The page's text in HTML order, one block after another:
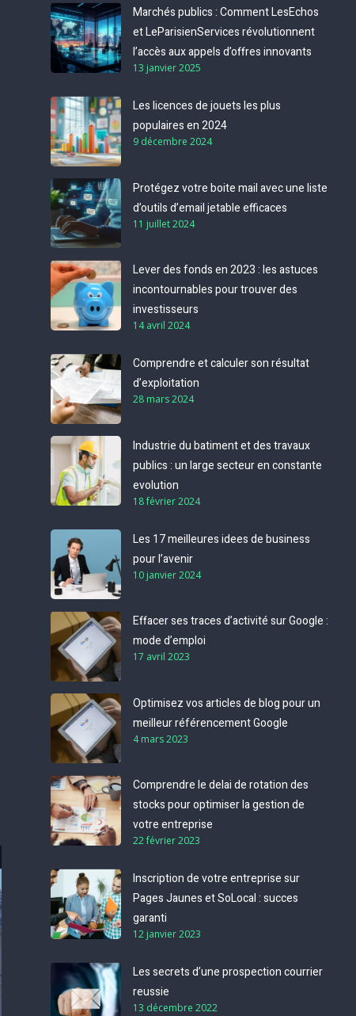
Marchés publics : Comment LesEchos
et LeParisienServices révolutionnent
l’accès aux appels d’offres innovants
13 janvier 2025
Les licences de jouets les plus
populaires en 2024
9 décembre 2024
Protégez votre boite mail avec une liste
d’outils d’email jetable efficaces
11 juillet 2024
Lever des fonds en 2023 : les astuces
incontournables pour trouver des
investisseurs
14 avril 2024
Comprendre et calculer son résultat
d’exploitation
28 mars 2024
Industrie du batiment et des travaux
publics : un large secteur en constante
evolution
18 février 2024
Les 17 meilleures idees de business
pour l’avenir
10 janvier 2024
Effacer ses traces d’activité sur Google :
mode d’emploi
17 avril 2023
Optimisez vos articles de blog pour un
meilleur référencement Google
4 mars 2023
Comprendre le delai de rotation des
stocks pour optimiser la gestion de
votre entreprise
22 février 2023
Inscription de votre entreprise sur
Pages Jaunes et SoLocal : succes
garanti
12 janvier 2023
Les secrets d’une prospection courrier
reussie
13 décembre 2022